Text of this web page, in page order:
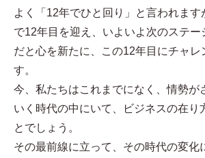
よく「12年でひと回り」と言われま
で12年目を迎え、いよいよ次のステー
だと心を新たに、この12年目にチャレ
す。
今、私たちはこれまでになく、情勢が
いく時代の中にいて、ビジネスの在り
とでしょう。
その最前線に立って、その時代の変化